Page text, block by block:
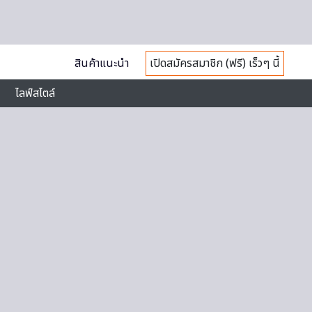
สินค้าแนะนำ
เปิดสมัครสมาชิก (ฟรี) เร็วๆ นี้
ไลฟ์สไตล์